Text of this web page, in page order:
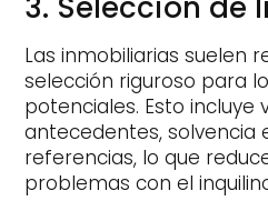
Las inmobiliarias suelen
selección riguroso para
potenciales. Esto incluye
antecedentes, solvencia
referencias, lo que
problemas con el